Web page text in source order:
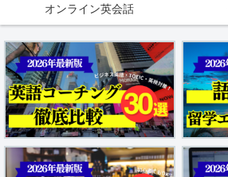
オンライン英会話